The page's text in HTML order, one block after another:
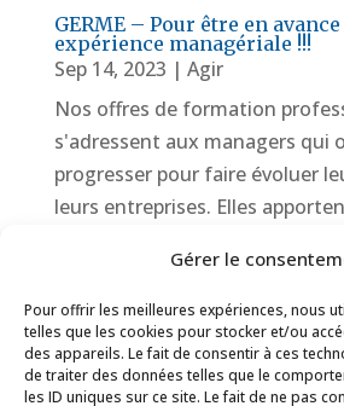
Gérer le
Pour offrir les meilleures expériences, nous
telles que les cookies pour stocker et/ou
des appareils. Le fait de consentir à ces
de traiter des données telles que le
les ID uniques sur ce site. Le fait de ne pas
GERME – Pour être en avance
expérience managériale !!!
Sep 14, 2023 | Agir
Nos offres de formation
s'adressent aux managers qui
progresser pour faire évoluer
leurs entreprises. Elles
conjuguer performance
progrès humain. Le cycle...
lire plus